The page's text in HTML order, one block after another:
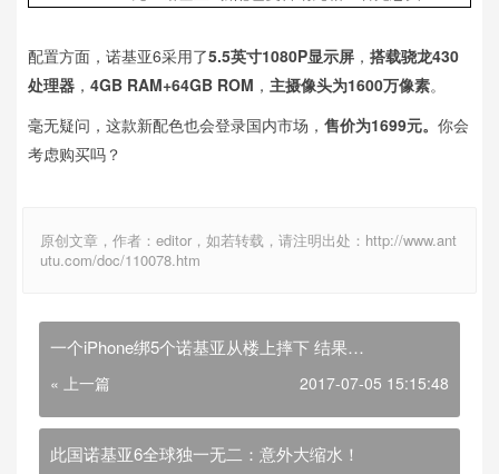
配置方面，诺基亚6采用了5.5英寸1080P显示屏 ， 搭载骁龙430
处理器 ， 4GB RAM+64GB ROM ， 主摄像头为1600万像素。
毫无疑问，这款新配色也会登录国内市场， 售价为1699元。 你会
考虑购买吗？
原创文章，作者：editor，如若转载，请注明出处：http://www.ant
utu.com/doc/110078.htm
一个iPhone绑5个诺基亚从楼上摔下 结果…
« 上一篇 2017-07-05 15:15:48
此国诺基亚6全球独一无二：意外大缩水！